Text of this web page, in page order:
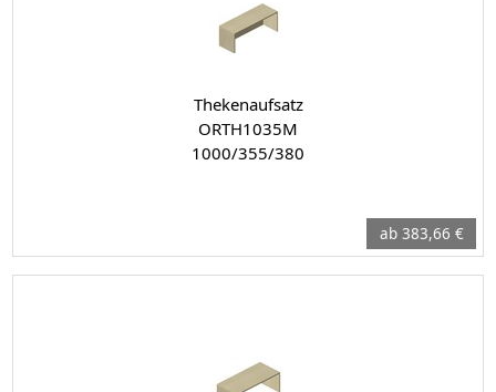
Thekenaufsatz
ORTH1035M
1000/355/380
ab 383,66 €